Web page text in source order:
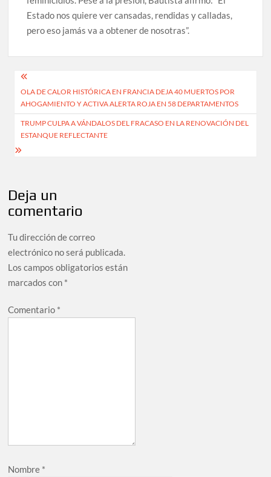
Estado nos quiere ver cansadas, rendidas y calladas,
pero eso jamás va a obtener de nosotras”.
Navegación
de
entradas
OLA DE CALOR HISTÓRICA EN FRANCIA DEJA 40 MUERTOS POR
AHOGAMIENTO Y ACTIVA ALERTA ROJA EN 58 DEPARTAMENTOS
TRUMP CULPA A VÁNDALOS DEL FRACASO EN LA RENOVACIÓN DEL
ESTANQUE REFLECTANTE
Deja un
comentario
Tu dirección de correo
electrónico no será publicada.
Los campos obligatorios están
marcados con *
Comentario *
Nombre *